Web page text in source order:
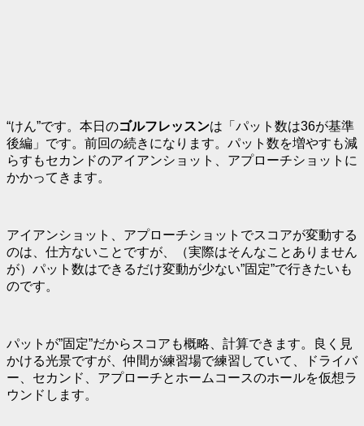
“けん”です。本日のゴルフレッスンは「 パット数は36が基準
後編 」です。前回の続きになります。パット数を増やすも減
らすもセカンドのアイアンショット、アプローチショットに
かかってきます。
アイアンショット、アプローチショットでスコアが変動する
のは、仕方ないことですが、（実際はそんなことありません
が） パット数はできるだけ変動が少ない”固定”で行きたいも
のです。
パットが”固定”だからスコアも概略、計算できます。良く見
かける光景ですが、仲間が練習場で練習していて、ドライバ
ー、セカンド、アプローチとホームコースのホールを仮想ラ
ウンドします。